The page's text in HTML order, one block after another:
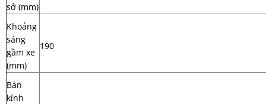
sở (mm)
Khoảng
sáng
gầm xe
(mm)
190
Bán
kính